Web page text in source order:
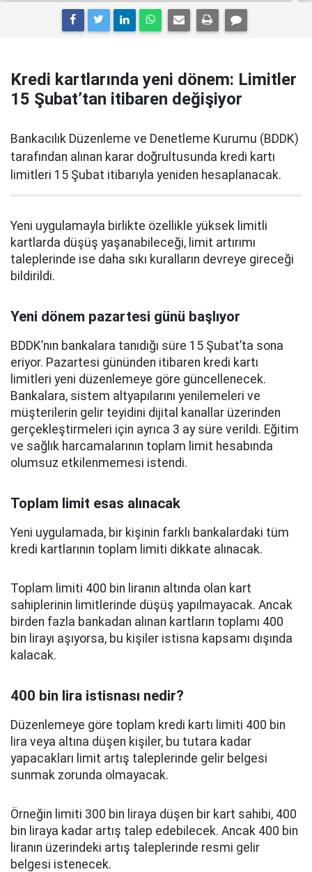
Kredi kartlarında yeni dönem: Limitler
15 Şubat’tan itibaren değişiyor
Bankacılık Düzenleme ve Denetleme Kurumu (BDDK)
tarafından alınan karar doğrultusunda kredi kartı
limitleri 15 Şubat itibarıyla yeniden hesaplanacak.
Yeni uygulamayla birlikte özellikle yüksek limitli
kartlarda düşüş yaşanabileceği, limit artırımı
taleplerinde ise daha sıkı kuralların devreye gireceği
bildirildi.
Yeni dönem pazartesi günü başlıyor
BDDK’nın bankalara tanıdığı süre 15 Şubat’ta sona
eriyor. Pazartesi gününden itibaren kredi kartı
limitleri yeni düzenlemeye göre güncellenecek.
Bankalara, sistem altyapılarını yenilemeleri ve
müşterilerin gelir teyidini dijital kanallar üzerinden
gerçekleştirmeleri için ayrıca 3 ay süre verildi. Eğitim
ve sağlık harcamalarının toplam limit hesabında
olumsuz etkilenmemesi istendi.
Toplam limit esas alınacak
Yeni uygulamada, bir kişinin farklı bankalardaki tüm
kredi kartlarının toplam limiti dikkate alınacak.
Toplam limiti 400 bin liranın altında olan kart
sahiplerinin limitlerinde düşüş yapılmayacak. Ancak
birden fazla bankadan alınan kartların toplamı 400
bin lirayı aşıyorsa, bu kişiler istisna kapsamı dışında
kalacak.
400 bin lira istisnası nedir?
Düzenlemeye göre toplam kredi kartı limiti 400 bin
lira veya altına düşen kişiler, bu tutara kadar
yapacakları limit artış taleplerinde gelir belgesi
sunmak zorunda olmayacak.
Örneğin limiti 300 bin liraya düşen bir kart sahibi, 400
bin liraya kadar artış talep edebilecek. Ancak 400 bin
liranın üzerindeki artış taleplerinde resmi gelir
belgesi istenecek.